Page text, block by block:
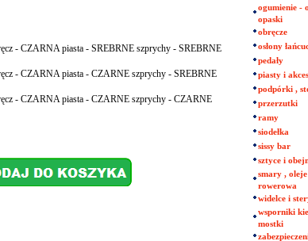
- CZARNA piasta - SREBRNE szprychy - SREBRNE
- CZARNA piasta - CZARNE szprychy - SREBRNE
- CZARNA piasta - CZARNE szprychy - CZARNE
ogumienie -
opaski
obręcze
osłony
pedały
piasty i
podpórki ,
przerzutki
ramy
siodełka
sissy bar
sztyce i
smary , oleje
rowerowa
widelce i
wsporniki
mostki